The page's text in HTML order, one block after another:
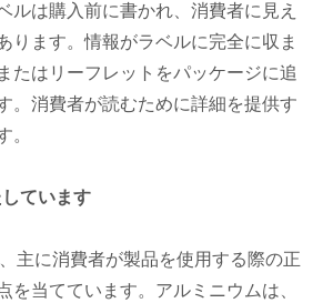
ルは購入前に書かれ、消費者に見え
ります。情報がラベルに完全に収ま
たはリーフレットをパッケージに追
。消費者が読むために詳細を提供す
ています
主に消費者が製品を使用する際の正
を当てています。アルミニウムは、